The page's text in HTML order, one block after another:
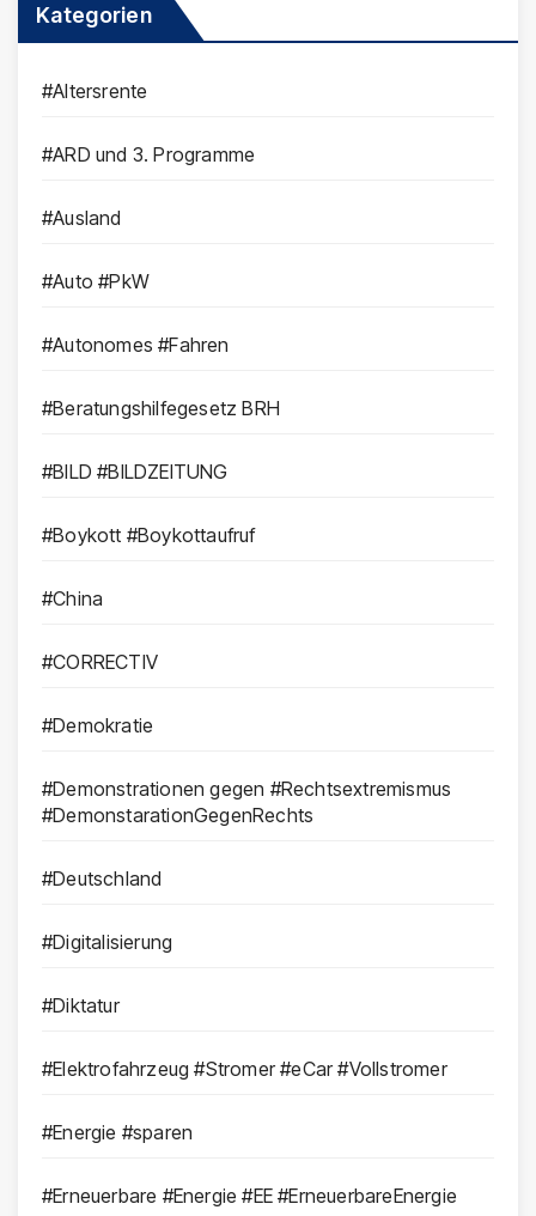
Kategorien
#Altersrente
#ARD und 3. Programme
#Ausland
#Auto #PkW
#Autonomes #Fahren
#Beratungshilfegesetz BRH
#BILD #BILDZEITUNG
#Boykott #Boykottaufruf
#China
#CORRECTIV
#Demokratie
#Demonstrationen gegen #Rechtsextremismus
#DemonstarationGegenRechts
#Deutschland
#Digitalisierung
#Diktatur
#Elektrofahrzeug #Stromer #eCar #Vollstromer
#Energie #sparen
#Erneuerbare #Energie #EE #ErneuerbareEnergie